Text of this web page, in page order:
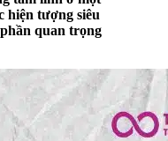
hiện tượng siêu
quan trọng